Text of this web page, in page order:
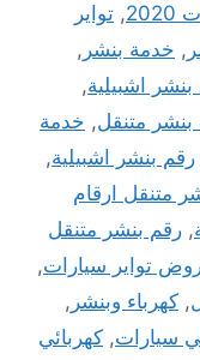
, تواير
, خدمة بنشر ,
اشبيلية,
متنقل, خدمة
رقم بنشر اشبيلية,
متنقل ارقام
, رقم بنشر متنقل
تواير سيارات,
, كهرباء وبنشر ,
سيارات, كهربائي